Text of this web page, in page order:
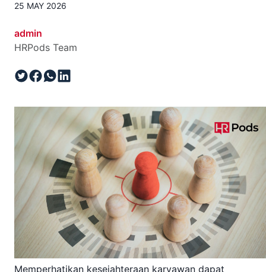
25 MAY 2026
admin
HRPods Team
Memperhatikan kesejahteraan karyawan dapat